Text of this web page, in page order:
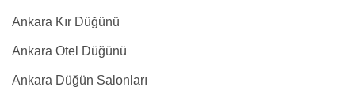
Ankara Kır Düğünü
Ankara Otel Düğünü
Ankara Düğün Salonları